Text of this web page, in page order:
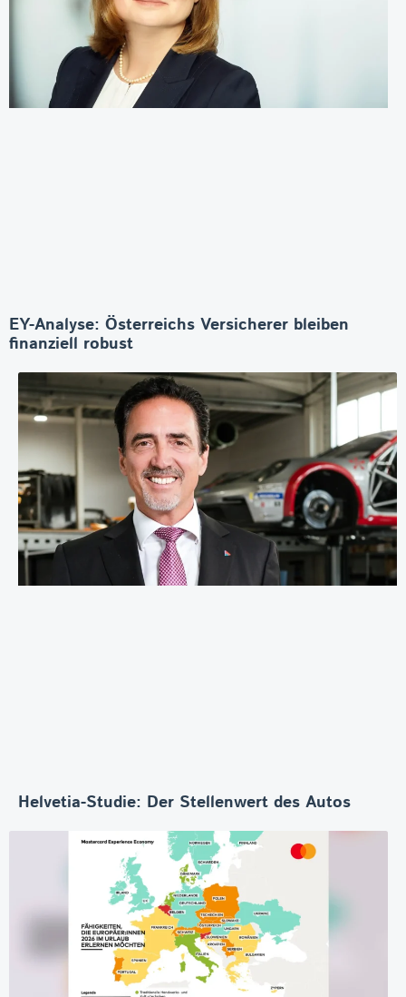
EY-Analyse: Österreichs Versicherer bleiben
finanziell robust
Helvetia-Studie: Der Stellenwert des Autos